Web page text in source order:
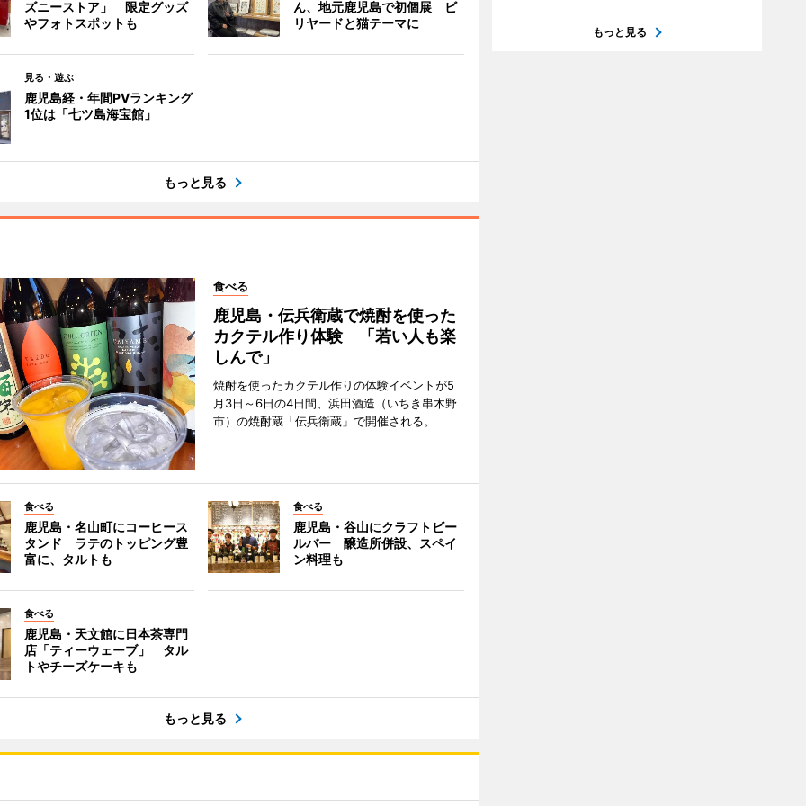
ズニーストア」 限定グッズ
やフォトスポットも
ん、地元鹿児島で初個展 ビ
リヤードと猫テーマに
見る・遊ぶ
鹿児島経・年間PVランキング
1位は「七ツ島海宝館」
もっと見る
食べる
鹿児島・伝兵衛蔵で焼酎を使った
カクテル作り体験 「若い人も楽
しんで」
焼酎を使ったカクテル作りの体験イベントが5
月3日～6日の4日間、浜田酒造（いちき串木野
市）の焼酎蔵「伝兵衛蔵」で開催される。
食べる
鹿児島・名山町にコーヒース
タンド ラテのトッピング豊
富に、タルトも
食べる
鹿児島・谷山にクラフトビー
ルバー 醸造所併設、スペイ
ン料理も
食べる
鹿児島・天文館に日本茶専門
店「ティーウェーブ」 タル
トやチーズケーキも
もっと見る
もっと見る